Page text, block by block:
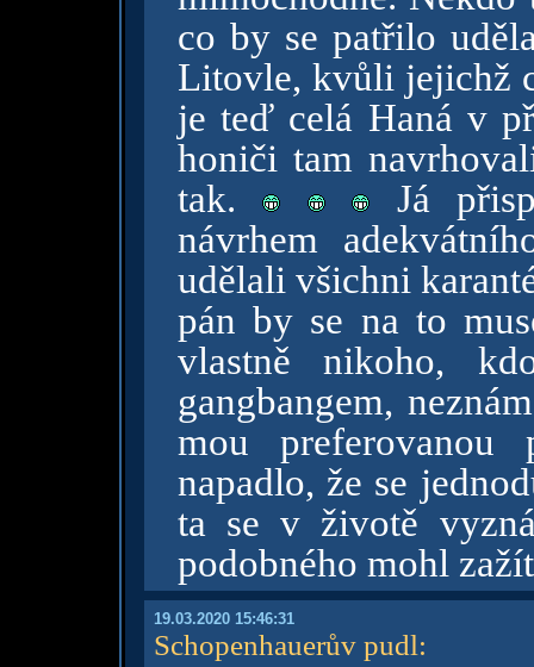
co by se patřilo
Litovle, kvůli jejichž
je teď celá Haná v
honiči tam
tak.
Já
návrhem
udělali všichni
pán by se na to
vlastně nikoho,
gangbangem,
mou
napadlo, že se
ta se v životě
podobného mohl
19.03.2020 15:46:31
Schopenhauerův pudl: